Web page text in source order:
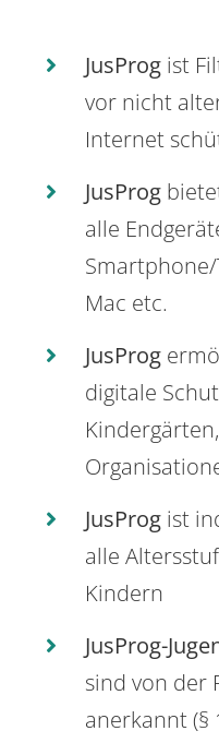
JusProg ist
vor nicht
Internet
JusProg
alle
Smartphone/
Mac etc.
JusProg
digitale
JusProg ist
alle
Kindern
JusProg-
sind von der
anerkannt (§